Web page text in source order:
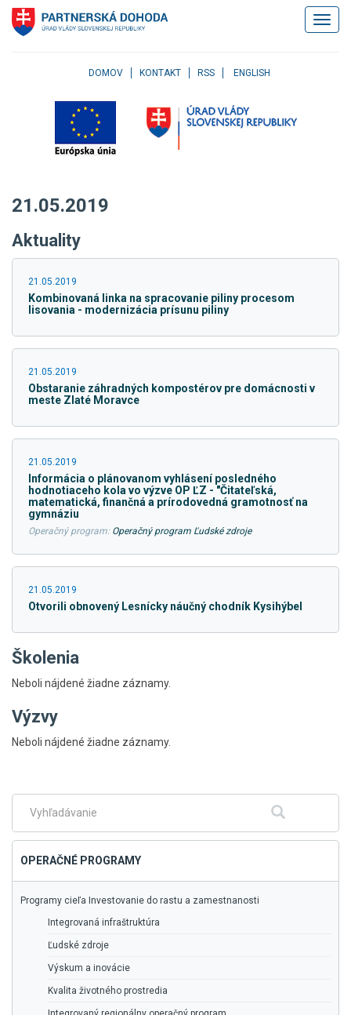
Klávesové
skratky
Skočiť
menu
na
Skočiť
stránky
DOMOV KONTAKT RSS ENGLISH
21.05.2019
Aktuality
21.05.2019
Kombinovaná linka na spracovanie piliny procesom
lisovania - modernizácia prísunu piliny
21.05.2019
Obstaranie záhradných kompostérov pre domácnosti v
meste Zlaté Moravce
21.05.2019
Informácia o plánovanom vyhlásení posledného
hodnotiaceho kola vo výzve OP ĽZ - "Čitateľská,
matematická, finančná a prírodovedná gramotnosť na
gymnáziu
Operačný program: Operačný program Ľudské zdroje
21.05.2019
Otvorili obnovený Lesnícky náučný chodník Kysihýbel
Školenia
Neboli nájdené žiadne záznamy.
Výzvy
Neboli nájdené žiadne záznamy.
menu
Fulltextové
Hľadať
OPERAČNÉ PROGRAMY
Programy cieľa Investovanie do rastu a zamestnanosti
Integrovaná infraštruktúra
Ľudské zdroje
Výskum a inovácie
Kvalita životného prostredia